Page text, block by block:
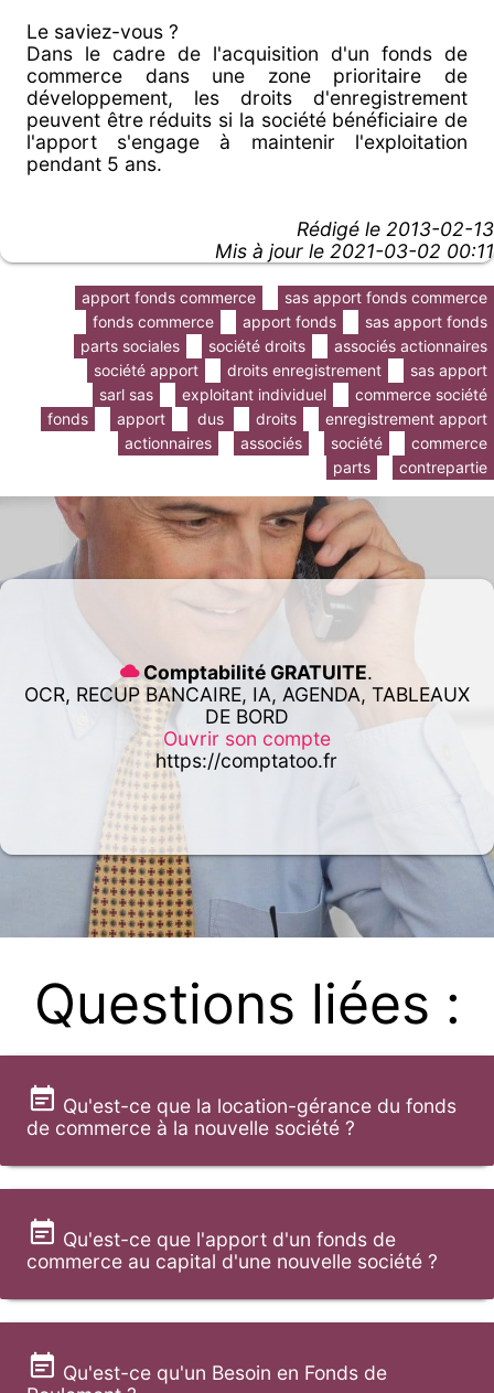
Le saviez-vous ?
Dans le cadre de l'acquisition d'un fonds de
commerce dans une zone prioritaire de
développement, les droits d'enregistrement
peuvent être réduits si la société bénéficiaire de
l'apport s'engage à maintenir l'exploitation
pendant 5 ans.
Rédigé le 2013-02-13
Mis à jour le 2021-03-02 00:11
sas apport fonds commerce
apport fonds commerce
sas apport fonds
apport fonds
fonds commerce
associés actionnaires
société droits
parts sociales
sas apport
droits enregistrement
société apport
commerce société
exploitant individuel
sarl sas
enregistrement apport
droits
dus
apport
fonds
commerce
société
associés
actionnaires
contrepartie
parts
Comptabilité GRATUITE.
OCR, RECUP BANCAIRE, IA, AGENDA, TABLEAUX
DE BORD
Ouvrir son compte
https://comptatoo.fr
Questions liées :
Qu'est-ce que la location-gérance du fonds
de commerce à la nouvelle société ?
Qu'est-ce que l'apport d'un fonds de
commerce au capital d'une nouvelle société ?
Qu'est-ce qu'un Besoin en Fonds de